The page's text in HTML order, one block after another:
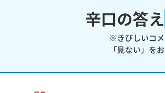
辛口の答え
※きびしいコ
「見ない」を